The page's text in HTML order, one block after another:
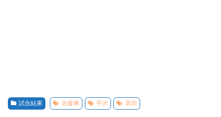
試合結果 佐藤爽 平沢 黒田